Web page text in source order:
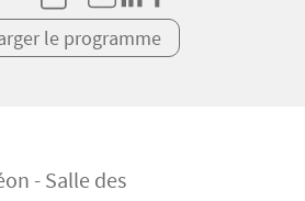
le programme
- Salle des